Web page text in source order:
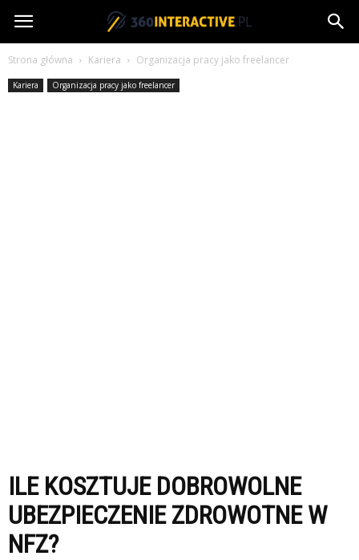
360interactive.pl
Strona główna Kariera Organizacja pracy jako freelancer
Kariera Organizacja pracy jako freelancer
ILE KOSZTUJE DOBROWOLNE
UBEZPIECZENIE ZDROWOTNE W
NFZ?